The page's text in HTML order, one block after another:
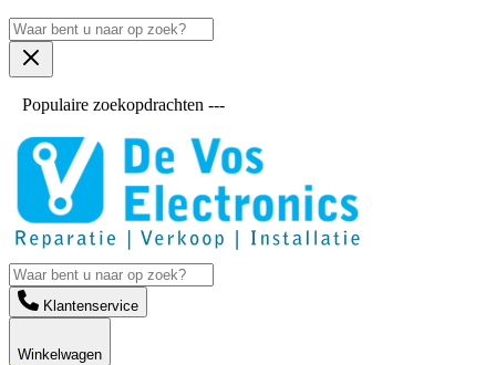
Populaire zoekopdrachten ---
Klantenservice
Winkelwagen